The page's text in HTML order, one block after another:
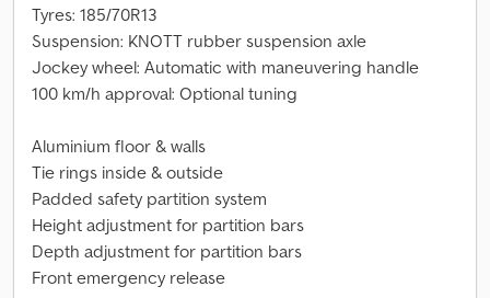
Tyres: 185/70R13
Suspension: KNOTT rubber suspension axle
Jockey wheel: Automatic with maneuvering handle
100 km/h approval: Optional tuning
Aluminium floor & walls
Tie rings inside & outside
Padded safety partition system
Height adjustment for partition bars
Depth adjustment for partition bars
Front emergency release